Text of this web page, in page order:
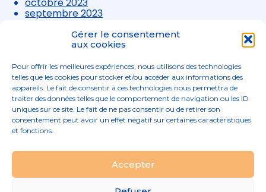
Gérer le consentement
aux cookies
Pour offrir les meilleures expériences, nous utilisons des technologies
telles que les cookies pour stocker et/ou accéder aux informations des
appareils. Le fait de consentir à ces technologies nous permettra de
traiter des données telles que le comportement de navigation ou les ID
uniques sur ce site. Le fait de ne pas consentir ou de retirer son
consentement peut avoir un effet négatif sur certaines caractéristiques
et fonctions.
Accepter
septembre 2023
août 2023
juillet 2023
avril 2023
mars 2023
Principale
02 96 52 68 68